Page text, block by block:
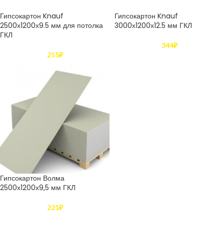
Гипсокартон Knauf
2500х1200х9.5 мм для потолка
ГКЛ
255₽
Гипсокартон Knauf
3000х1200х12.5 мм ГКЛ
344₽
Гипсокартон Волма
2500х1200х9,5 мм ГКЛ
221₽